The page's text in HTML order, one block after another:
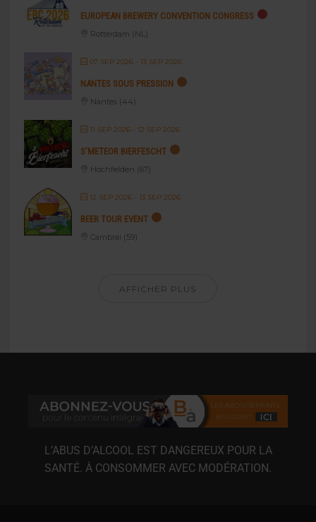
EUROPEAN BREWERY CONVENTION CONGRESS
Rotterdam (NL)
07 SEP 2026- 13 SEP 2026
NANTES SOUS PRESSION
Nantes (44)
11 SEP 2026- 12 SEP 2026
S’METEOR BIERFESCHT
Hochfelden (67)
12 SEP 2026- 13 SEP 2026
BEER TOUR EVENT
Cambrai (59)
AFFICHER PLUS
L’ABUS D’ALCOOL EST DANGEREUX POUR LA
SANTÉ. À CONSOMMER AVEC MODÉRATION.